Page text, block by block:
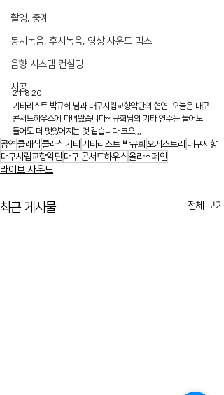
촬영, 중계
동시녹음, 후시녹음, 영상 사운드 믹스
음향 시스템 컨설팅
시공
21.8.20
기타리스트 박규희 님과 대구시립교향악단의 협연! 오늘은 대구
콘서트하우스에 다녀왔습니다~ 규희님의 기타 연주는 들어도
들어도 더 멋있어지는 것 같습니다 크으,,,
공연 클래식 클래식기타기타리스트 박규희 오케스트라 대구시향
대구시립교향악단 대구 콘서트하우스 올라스페인
라이브 사운드
최근 게시물 전체 보기